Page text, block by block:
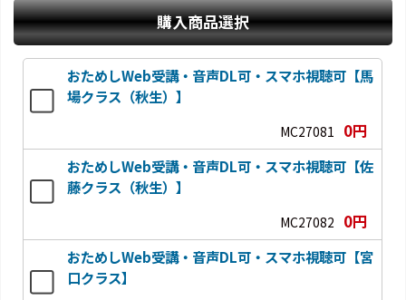
購入商品選択
おためしWeb受講・音声DL可・スマホ視聴可【馬
場クラス（秋生）】
MC27081 0円
おためしWeb受講・音声DL可・スマホ視聴可【佐
藤クラス（秋生）】
MC27082 0円
おためしWeb受講・音声DL可・スマホ視聴可【宮
口クラス】